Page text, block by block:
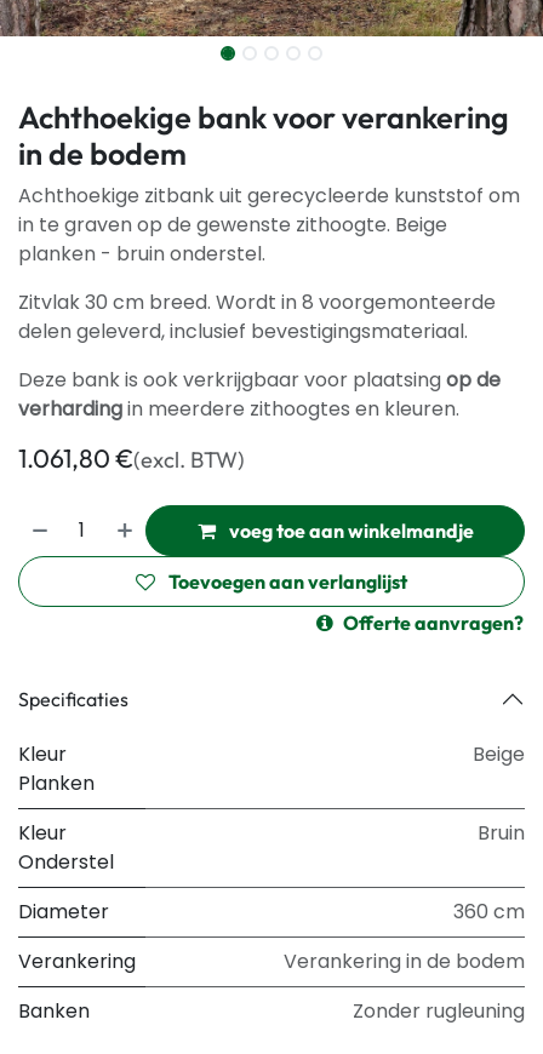
Achthoekige bank voor verankering
in de bodem
Achthoekige zitbank uit gerecycleerde kunststof om
in te graven op de gewenste zithoogte. Beige
planken - bruin onderstel.
Zitvlak 30 cm breed. Wordt in 8 voorgemonteerde
delen geleverd, inclusief bevestigingsmateriaal.
Deze bank is ook verkrijgbaar voor plaatsingop de
verhardingin meerdere zithoogtes en kleuren.
1.061,80€(excl. BTW)
voeg toe aan winkelmandje
Toevoegen aan verlanglijst
Offerte aanvragen?
Specificaties
Kleur
Planken
Beige
Kleur
Onderstel
Bruin
Diameter
360 cm
Verankering
Verankering in de bodem
Banken
Zonder rugleuning